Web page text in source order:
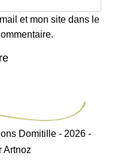
et mon site dans le
Domitille - 2026 -
Artnoz